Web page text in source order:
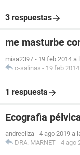
3 respuestas
me masturbe
misa2397 - 19 feb 2014 a
c-salinas - 19 feb
1 respuesta
Ecografia
andreeliza - 4 ago 2019 a
DRA. MARNET - 4 ago